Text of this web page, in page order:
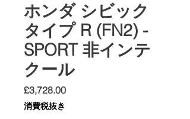
ホンダ シビック
タイプ R (FN2) -
SPORT 非インテ
クール
£3,728.00価
消費税抜き